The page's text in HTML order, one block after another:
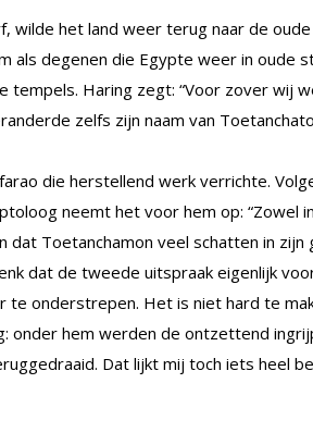
wilde het land weer terug naar de
als degenen die Egypte weer in oude
tempels. Haring zegt: “Voor zover wij
zelfs zijn naam van
die herstellend werk verrichte.
neemt het voor hem op: “Zowel
dat Toetanchamon veel schatten in zijn
dat de tweede uitspraak eigenlijk
te onderstrepen. Het is niet hard te
onder hem werden de ontzettend
Dat lijkt mij toch iets heel